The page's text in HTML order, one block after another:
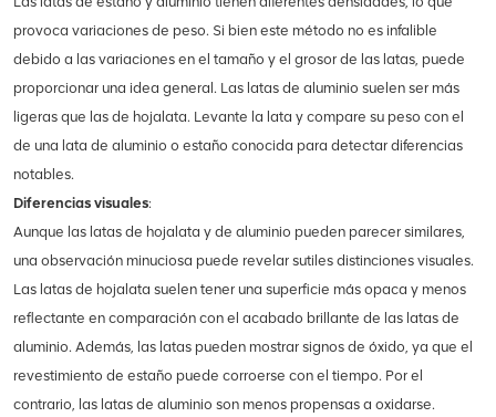
provoca variaciones de peso. Si bien este método no es infalible
debido a las variaciones en el tamaño y el grosor de las latas, puede
proporcionar una idea general. Las latas de aluminio suelen ser más
ligeras que las de hojalata. Levante la lata y compare su peso con el
de una lata de aluminio o estaño conocida para detectar diferencias
notables.
Diferencias visuales:
Aunque las latas de hojalata y de aluminio pueden parecer similares,
una observación minuciosa puede revelar sutiles distinciones visuales.
Las latas de hojalata suelen tener una superficie más opaca y menos
reflectante en comparación con el acabado brillante de las latas de
aluminio. Además, las latas pueden mostrar signos de óxido, ya que el
revestimiento de estaño puede corroerse con el tiempo. Por el
contrario, las latas de aluminio son menos propensas a oxidarse.